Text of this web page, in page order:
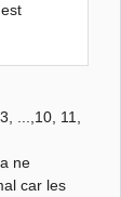
...,10, 11,
ne
car les